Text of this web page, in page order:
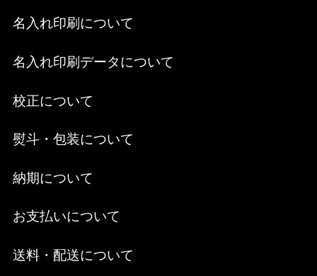
名入れ印刷について
名入れ印刷データについて
校正について
熨斗・包装について
納期について
お支払いについて
送料・配送について